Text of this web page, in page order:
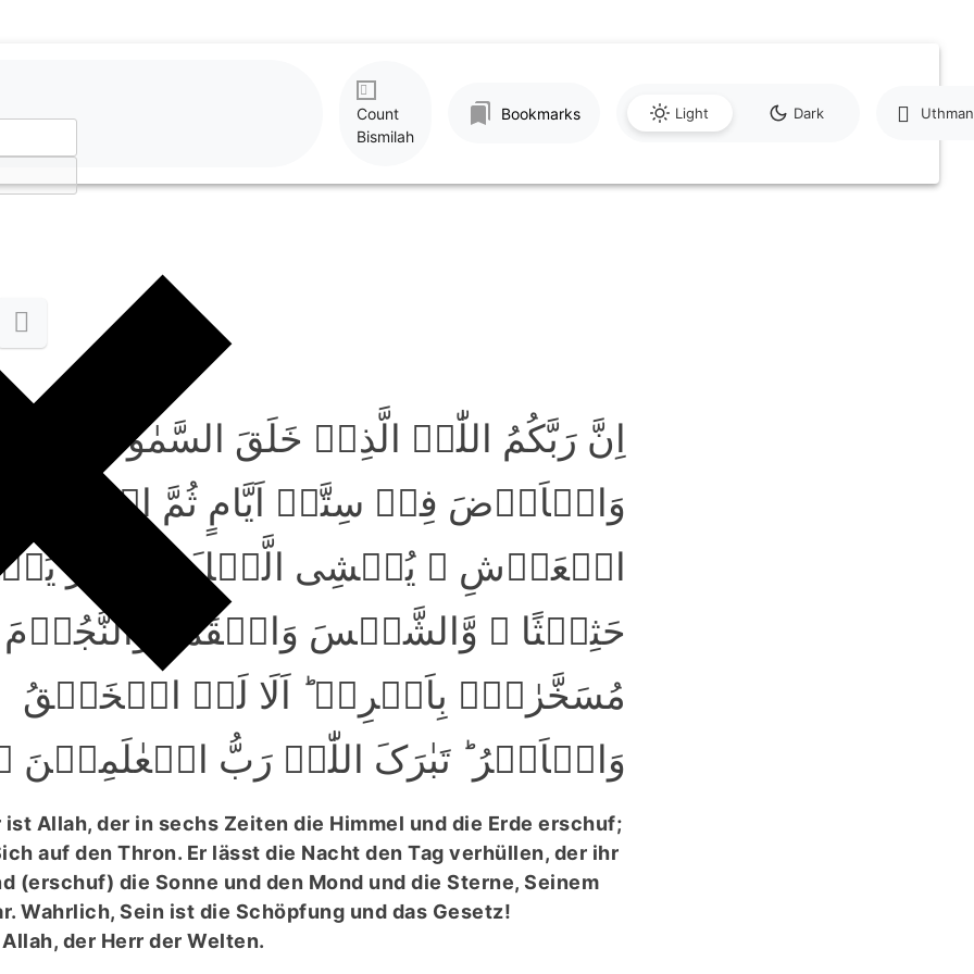
Count
Bismilah
Bookmarks Light Dark
اِنَّ رَبَّکُمُ اللّٰہُ الَّذِیۡ خَلَقَ السَّمٰوٰتِ
وَالۡاَرۡضَ فِیۡ سِتَّۃِ اَیَّامٍ ثُمَّ اسۡتَوٰی
الۡعَرۡشِ ۟ یُغۡشِی الَّیۡلَ النَّہَارَ
حَثِیۡثًا ۙ وَّالشَّمۡسَ وَالۡقَمَرَ وَالنُّجُوۡمَ
مُسَخَّرٰتٍۭ بِاَمۡرِہٖ ؕ اَلَا لَہُ الۡخَلۡقُ
وَالۡاَمۡرُ ؕ تَبٰرَکَ اللّٰہُ رَبُّ الۡعٰلَمِیۡنَ
ist Allah, der in sechs Zeiten die Himmel und die Erde erschuf;
auf den Thron. Er lässt die Nacht den Tag verhüllen, der ihr
(erschuf) die Sonne und den Mond und die Sterne, Seinem
Wahrlich, Sein ist die Schöpfung und das Gesetz!
der Herr der Welten.